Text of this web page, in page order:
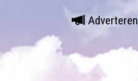
Adverteren